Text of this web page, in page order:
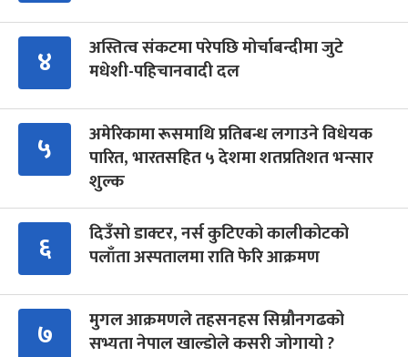
४
अस्तित्व संकटमा परेपछि मोर्चाबन्दीमा जुटे
मधेशी-पहिचानवादी दल
५
अमेरिकामा रूसमाथि प्रतिबन्ध लगाउने विधेयक
पारित, भारतसहित ५ देशमा शतप्रतिशत भन्सार
शुल्क
६
दिउँसो डाक्टर, नर्स कुटिएको कालीकोटको
पलाँता अस्पतालमा राति फेरि आक्रमण
७
मुगल आक्रमणले तहसनहस सिम्रौनगढको
सभ्यता नेपाल खाल्डोले कसरी जोगायो ?